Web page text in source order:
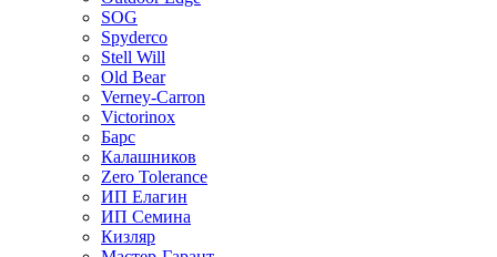
SOG
Spyderco
Stell Will
Old Bear
Verney-Carron
Victorinox
Барс
Калашников
Zero Tolerance
ИП Елагин
ИП Семина
Кизляр